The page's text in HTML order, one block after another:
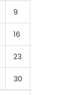
9
16
23
30